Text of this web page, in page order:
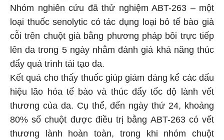
Nhóm nghiên cứu đã thử nghiệm ABT-263 – một
loại thuốc senolytic có tác dụng loại bỏ tế bào già
cỗi trên chuột già bằng phương pháp bôi trực tiếp
lên da trong 5 ngày nhằm đánh giá khả năng thúc
đẩy quá trình tái tạo da.
Kết quả cho thấy thuốc giúp giảm đáng kể các dấu
hiệu lão hóa tế bào và thúc đẩy tốc độ lành vết
thương của da. Cụ thể, đến ngày thứ 24, khoảng
80% số chuột được điều trị bằng ABT-263 có vết
thương lành hoàn toàn, trong khi nhóm chuột